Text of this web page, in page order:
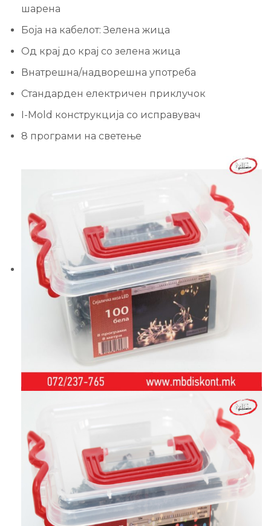
шарена
Боја на кабелот: Зелена жица
Од крај до крај со зелена жица
Внатрешна/надворешна употреба
Стандарден електричен приклучок
I-Mold конструкција со исправувач
8 програми на светење